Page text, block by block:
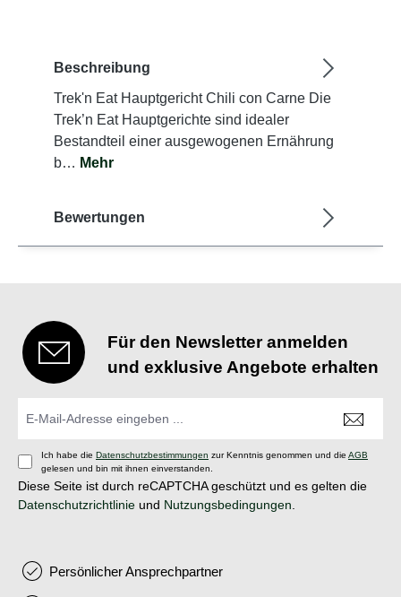
Beschreibung
Trek'n Eat Hauptgericht Chili con Carne Die
Trek’n Eat Hauptgerichte sind idealer
Bestandteil einer ausgewogenen Ernährung
b… Mehr
Bewertungen
Für den Newsletter anmelden
und exklusive Angebote erhalten
Ich habe die Datenschutzbestimmungen zur Kenntnis genommen und die AGB
gelesen und bin mit ihnen einverstanden.
Diese Seite ist durch reCAPTCHA geschützt und es gelten die
Datenschutzrichtlinie und Nutzungsbedingungen
Persönlicher Ansprechpartner